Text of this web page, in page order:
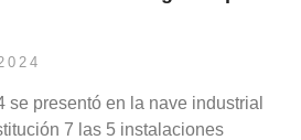
se presentó en la nave industrial
7 las 5 instalaciones